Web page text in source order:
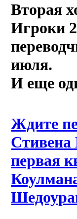
Вторая
Игроки
июля.
И еще
Ждите
Стивена
первая